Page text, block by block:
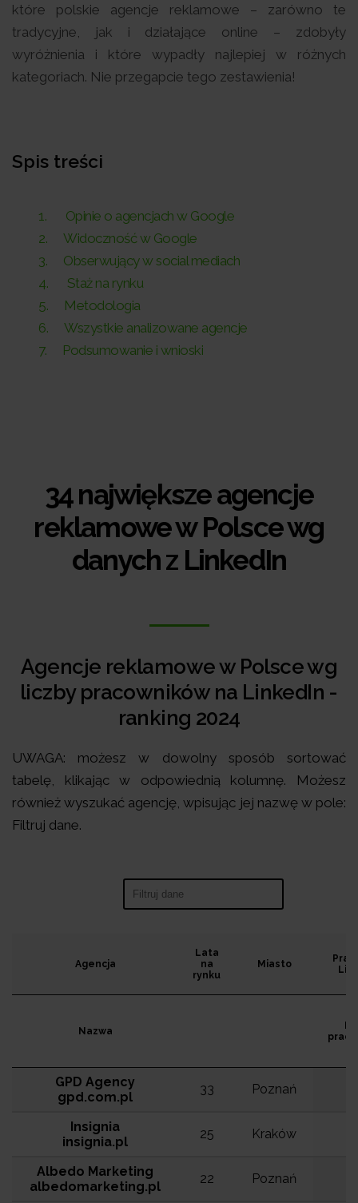
które polskie agencje reklamowe – zarówno te
tradycyjne, jak i działające online – zdobyły
wyróżnienia i które wypadły najlepiej w różnych
kategoriach. Nie przegapcie tego zestawienia!
Spis treści
Opinie o agencjach w Google
Widoczność w Google
Obserwujący w social mediach
Staż na rynku
Metodologia
Wszystkie analizowane agencje
Podsumowanie i wnioski
34 największe agencje
reklamowe w Polsce wg
danych z LinkedIn
Agencje reklamowe w Polsce wg
liczby pracowników na LinkedIn -
ranking 2024
UWAGA: możesz w dowolny sposób sortować
tabelę, klikając w odpowiednią kolumnę. Możesz
również wyszukać agencję, wpisując jej nazwę w pole:
Filtruj dane.
Agencja
Lata
na
rynku
Miasto
Nazwa
GPD Agency
gpd.com.pl
33 Poznań
Insignia
insignia.pl
25 Kraków
Albedo Marketing
albedomarketing.pl
22 Poznań